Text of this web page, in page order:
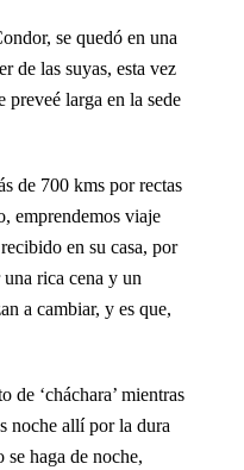
se quedó en una
de las suyas, esta vez
preveé larga en la sede
de 700 kms por rectas
emprendemos viaje
en su casa, por
rica cena y un
a cambiar, y es que,
de ‘cháchara’ mientras
noche allí por la dura
haga de noche,